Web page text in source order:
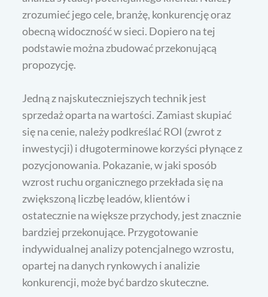
zrozumieć jego cele, branżę, konkurencję oraz
obecną widoczność w sieci. Dopiero na tej
podstawie można zbudować przekonującą
propozycję.
Jedną z najskuteczniejszych technik jest
sprzedaż oparta na wartości. Zamiast skupiać
się na cenie, należy podkreślać ROI (zwrot z
inwestycji) i długoterminowe korzyści płynące z
pozycjonowania. Pokazanie, w jaki sposób
wzrost ruchu organicznego przekłada się na
zwiększoną liczbę leadów, klientów i
ostatecznie na większe przychody, jest znacznie
bardziej przekonujące. Przygotowanie
indywidualnej analizy potencjalnego wzrostu,
opartej na danych rynkowych i analizie
konkurencji, może być bardzo skuteczne.